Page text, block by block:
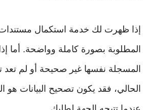
إذا ظهرت لك خدمة استكمال
المطلوبة بصورة كاملة وواضحة. أما
المسجلة نفسها غير صحيحة أو لم تعد
الحالي، فقد يكون تصحيح البيانات هو